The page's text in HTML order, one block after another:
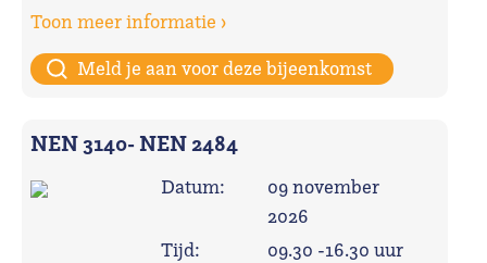
Toon meer informatie ›
Meld je aan voor deze bijeenkomst
NEN 3140- NEN 2484
Datum:
09 november
2026
Tijd:
09.30 -16.30 uur